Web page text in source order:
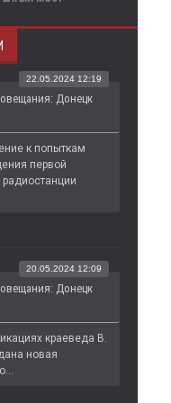
Донецк
22.05.2024 12:19
к попыткам
первой
Донецк
20.05.2024 12:09
краеведа В.
новая